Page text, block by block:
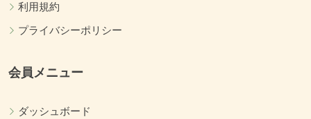
利用規約
プライバシーポリシー
会員メニュー
ダッシュボード